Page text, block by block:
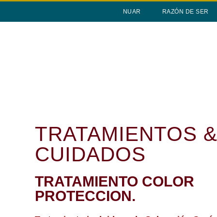
NUAR RAZÓN DE SER
TRATAMIENTOS &
CUIDADOS
TRATAMIENTO COLOR
PROTECCION.